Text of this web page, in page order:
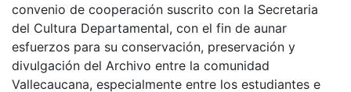
convenio de cooperación suscrito con la Secretaria
del Cultura Departamental, con el fin de aunar
esfuerzos para su conservación, preservación y
divulgación del Archivo entre la comunidad
Vallecaucana, especialmente entre los estudiantes e